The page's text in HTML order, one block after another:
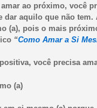
ao próximo, você
dar aquilo que não
(a), pois o mais
“Como Amar a Si
você precisa
(a)